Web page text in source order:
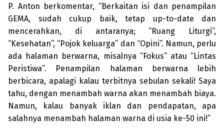
P. Anton berkomentar, “Berkaitan isi dan penampilan
GEMA, sudah cukup baik, tetap up-to-date dan
mencerahkan, di antaranya; “Ruang Liturgi”,
“Kesehatan”, “Pojok keluarga” dan “Opini”. Namun, per­lu
ada halaman berwarna, misalnya “Fo­kus” atau “Lintas
Peristiwa”. Penampilan halaman berwarna lebih
berbicara, apalagi kalau terbitnya sebulan sekali! Saya
tahu, dengan menambah warna akan menambah biaya.
Namun, kalau banyak iklan dan pen­dapatan, apa
salahnya menambah halaman warna di usia ke-50 ini!”